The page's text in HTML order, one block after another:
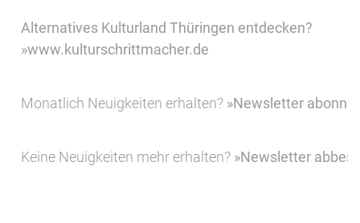
Alternatives Kulturland Thüringen entdecken?
»www.kulturschrittmacher.de
Monatlich Neuigkeiten erhalten? »Newsletter
Keine Neuigkeiten mehr erhalten? »Newsletter